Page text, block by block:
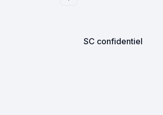
SC confidentiel